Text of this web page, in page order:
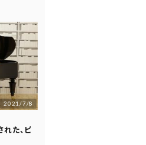
2021/7/8
た、ピ